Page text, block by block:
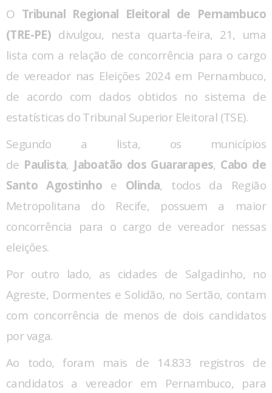
O Tribunal Regional Eleitoral de Pernambuco
(TRE-PE) divulgou, nesta quarta-feira, 21, uma
lista com a relação de concorrência para o cargo
de vereador nas Eleições 2024 em Pernambuco,
de acordo com dados obtidos no sistema de
estatísticas do Tribunal Superior Eleitoral (TSE).
Segundo a lista, os municípios
de Paulista, Jaboatão dos Guararapes, Cabo de
Santo Agostinhoe Olinda, todos da Região
Metropolitana do Recife, possuem a maior
concorrência para o cargo de vereadornessas
eleições.
Por outro lado, as cidades de Salgadinho, no
Agreste, Dormentes e Solidão, no Sertão, contam
com concorrência de menos de dois candidatos
por vaga.
Ao todo, foram mais de 14.833 registros de
candidatos a vereador em Pernambuco, para